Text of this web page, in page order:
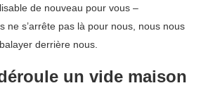
de nouveau pour vous –
ne s’arrête pas là pour nous, nous nous
derrière nous.
un vide maison